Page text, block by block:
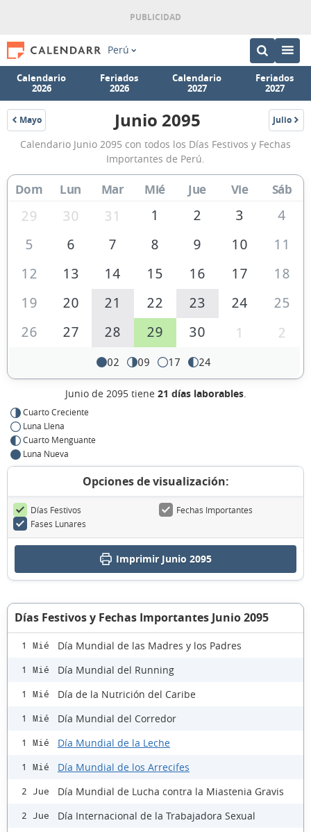
Perú
Calendario
2026
Feriados
2026
Calendario
2027
Feriados
2027
Mayo
2095
Calendario
Junio
2095
de
Junio 2095 Julio
2095
Calendario Junio 2095 con todos los Días Festivos y Fechas
Importantes de Perú.
Dom Lun Mar Mié Jue Vie Sáb
29 30 31 1 2 3
4
5
6 7 8 9 10
11
12
13 14 15 16 17
18
19
20 21 22 23 24
25
26
27 28 29 30 1 2
02 09 17 24
Junio de 2095 tiene 21 días laborables.
Cuarto Creciente
Luna Llena
Cuarto Menguante
Luna Nueva
Opciones de visualización:
Días Festivos
Fechas Importantes
Fases Lunares
Imprimir Junio 2095
Días Festivos y Fechas Importantes Junio 2095
1 Mié Día Mundial de las Madres y los Padres
1 Mié Día Mundial del Running
1 Mié Día de la Nutrición del Caribe
1 Mié Día Mundial del Corredor
1 Mié Día Mundial de la Leche
1 Mié Día Mundial de los Arrecifes
2 Jue Día Mundial de Lucha contra la Miastenia Gravis
2 Jue Día Internacional de la Trabajadora Sexual